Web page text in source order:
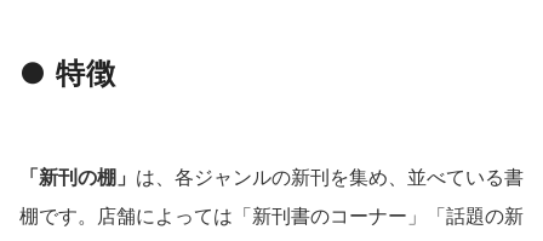
● 特徴
「新刊の棚」 は、各ジャンルの新刊を集め、並べている書
棚です。店舗によっては「新刊書のコーナー」「話題の新